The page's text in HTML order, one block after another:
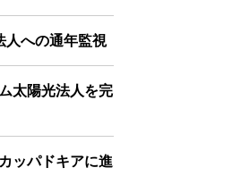
人への通年監視
太陽光法人を完
ッパドキアに進